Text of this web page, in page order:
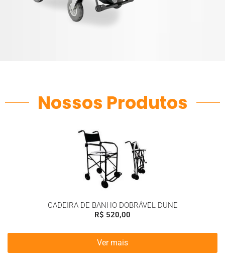
Nossos Produtos
CADEIRA DE BANHO DOBRÁVEL DUNE
R$ 520,00
Ver mais